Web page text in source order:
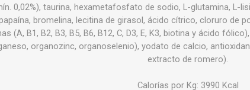
0,02%), taurina, hexametafosfato de sodio, L-glutamina, L-
bromelina, lecitina de girasol, ácido cítrico, cloruro de
(A, B1, B2, B3, B5, B6, B12, C, D3, E, K3, biotina y ácido
organozinc, organoselenio), yodato de calcio,
extracto de romero).
Calorías por Kg: 3990 Kcal